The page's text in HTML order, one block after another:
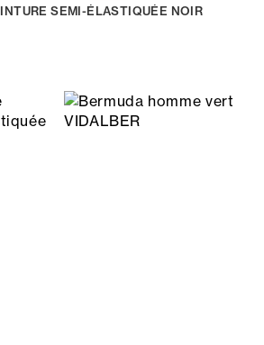
SEMI-ÉLASTIQUÉE NOIR